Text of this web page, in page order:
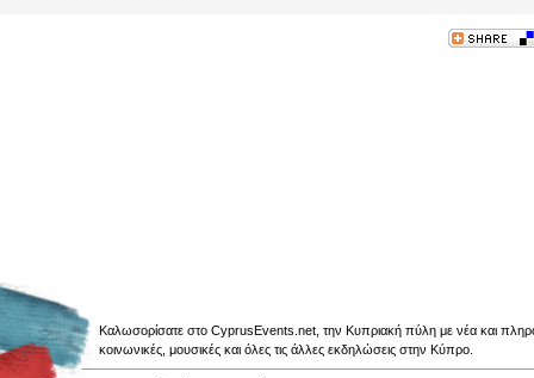
Καλωσορίσατε στο CyprusEvents.net, την Κυπριακή πύλη με νέα και
κοινωνικές, μουσικές και όλες τις άλλες εκδηλώσεις στην Κύπρο.